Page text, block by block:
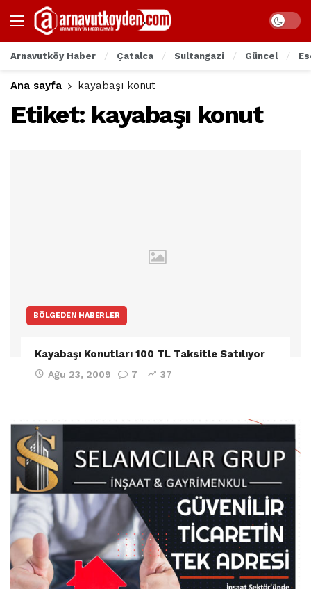
Arnavutköy Haber Çatalca Sultangazi Güncel
Ana sayfa kayabaşı konut
Etiket: kayabaşı konut
BÖLGEDEN HABERLER
Kayabaşı Konutları 100 TL Taksitle Satılıyor
Ağu 23, 2009 7 37